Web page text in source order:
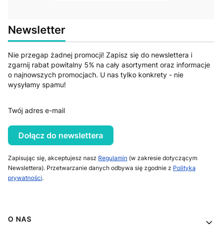
Newsletter
Nie przegap żadnej promocji! Zapisz się do newslettera i
zgarnij rabat powitalny 5% na cały asortyment oraz informacje
o najnowszych promocjach. U nas tylko konkrety - nie
wysyłamy spamu!
Twój adres e-mail
Dołącz do newslettera
Zapisując się, akceptujesz nasz Regulamin (w zakresie dotyczącym
Newslettera). Przetwarzanie danych odbywa się zgodnie z Polityką
prywatności.
Linki w stopce
O NAS